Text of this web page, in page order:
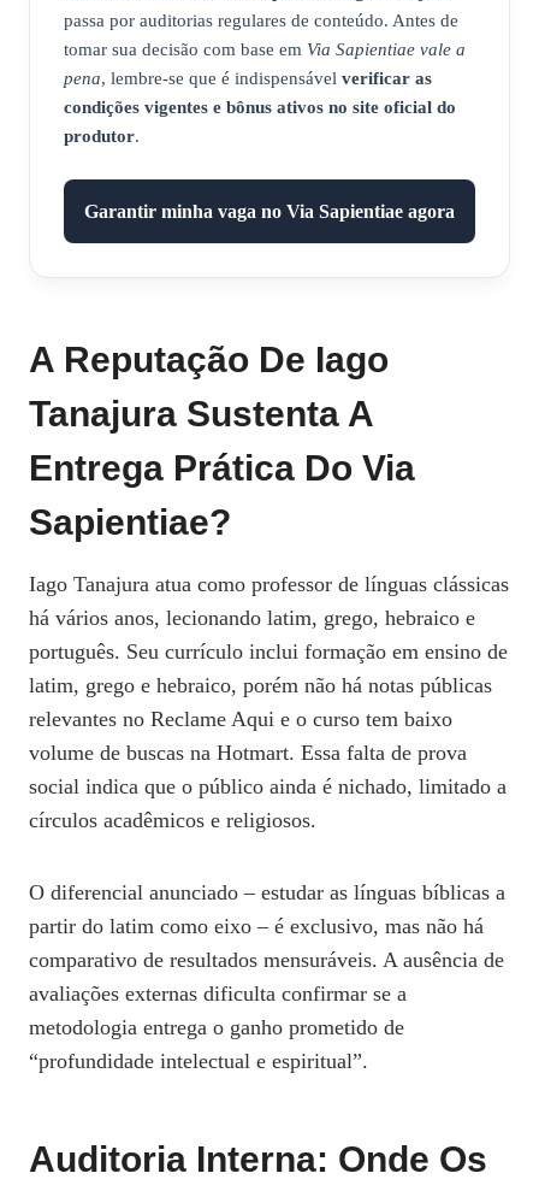
passa por auditorias regulares de conteúdo. Antes de
tomar sua decisão com base em Via Sapientiae vale a
pena, lembre-se que é indispensável verificar as
condições vigentes e bônus ativos no site oficial do
produtor.
Garantir minha vaga no Via Sapientiae agora
A Reputação De Iago
Tanajura Sustenta A
Entrega Prática Do Via
Sapientiae?
Iago Tanajura atua como professor de línguas clássicas
há vários anos, lecionando latim, grego, hebraico e
português. Seu currículo inclui formação em ensino de
latim, grego e hebraico, porém não há notas públicas
relevantes no Reclame Aqui e o curso tem baixo
volume de buscas na Hotmart. Essa falta de prova
social indica que o público ainda é nichado, limitado a
círculos acadêmicos e religiosos.
O diferencial anunciado – estudar as línguas bíblicas a
partir do latim como eixo – é exclusivo, mas não há
comparativo de resultados mensuráveis. A ausência de
avaliações externas dificulta confirmar se a
metodologia entrega o ganho prometido de
“profundidade intelectual e espiritual”.
Auditoria Interna: Onde Os